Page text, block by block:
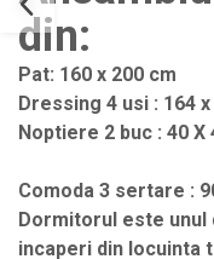
din:
Pat: 160 x 200 cm
Dressing 4 usi : 164
Noptiere 2 buc : 40 X
Comoda 3 sertare :
Dormitorul este
incaperi din locuinta